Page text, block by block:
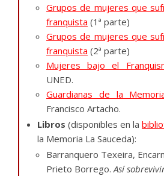
Grupos de mujeres que
franquista (1ª parte)
Grupos de mujeres que
franquista (2ª parte)
Mujeres bajo el
UNED.
Guardianas de la
Francisco Artacho.
Libros (disponibles en la
la Memoria La Sauceda):
Barranquero Texeira,
Prieto Borrego. Así